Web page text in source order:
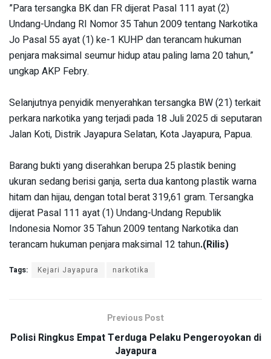
‎”Para tersangka BK dan FR dijerat Pasal 111 ayat (2)
Undang-Undang RI Nomor 35 Tahun 2009 tentang Narkotika
Jo Pasal 55 ayat (1) ke-1 KUHP dan terancam hukuman
penjara maksimal seumur hidup atau paling lama 20 tahun,”
ungkap AKP Febry.
‎Selanjutnya penyidik menyerahkan tersangka BW (21) terkait
perkara narkotika yang terjadi pada 18 Juli 2025 di seputaran
Jalan Koti, Distrik Jayapura Selatan, Kota Jayapura, Papua.
‎Barang bukti yang diserahkan berupa 25 plastik bening
ukuran sedang berisi ganja, serta dua kantong plastik warna
hitam dan hijau, dengan total berat 319,61 gram. Tersangka
dijerat Pasal 111 ayat (1) Undang-Undang Republik
Indonesia Nomor 35 Tahun 2009 tentang Narkotika dan
terancam hukuman penjara maksimal 12 tahun.(Rilis)
Tags: Kejari Jayapura narkotika
Previous Post
Polisi Ringkus Empat Terduga Pelaku Pengeroyokan di
Jayapura